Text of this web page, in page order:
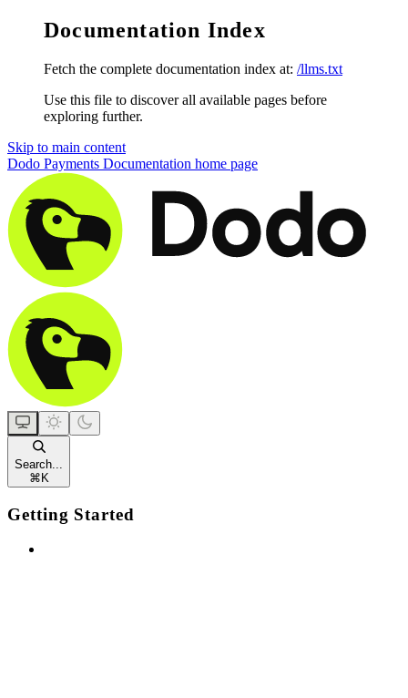
Documentation Index
Fetch the complete documentation index at: /llms.txt
Use this file to discover all available pages before
exploring further.
Skip to main content
Dodo Payments Documentation home page
Search...
⌘ K
Getting Started